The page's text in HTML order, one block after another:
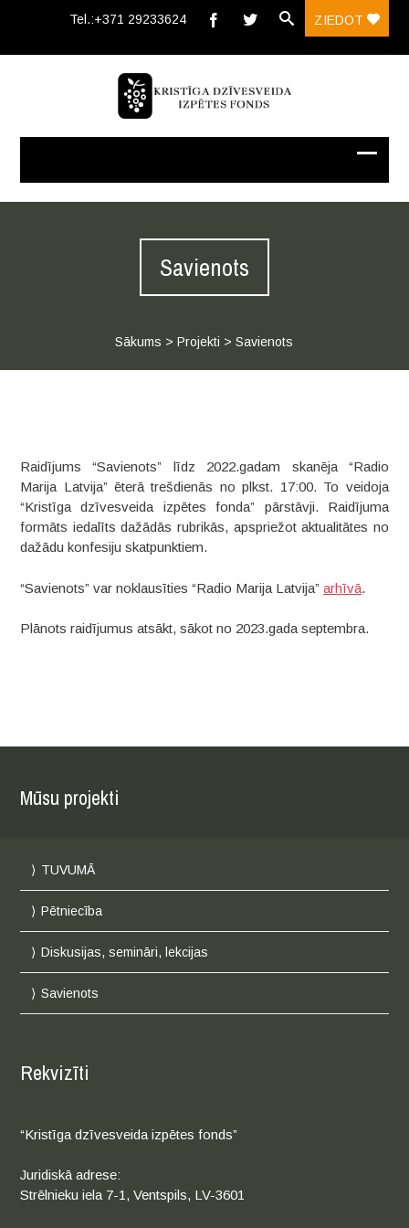
Tel.:+371 29233624‬ ZIEDOT
Savienots
Sākums >Projekti >Savienots
Raidījums “Savienots” līdz 2022.gadam skanēja “Radio
Marija Latvija” ēterā trešdienās no plkst. 17:00. To veidoja
“Kristīga dzīvesveida izpētes fonda” pārstāvji. Raidījuma
formāts iedalīts dažādās rubrikās, apspriežot aktualitātes no
dažādu konfesiju skatpunktiem.
“Savienots” var noklausīties “Radio Marija Latvija”arhīvā.
Plānots raidījumus atsākt, sākot no 2023.gada septembra.
Mūsu projekti
TUVUMĀ
Pētniecība
Diskusijas, semināri, lekcijas
Savienots
Rekvizīti
“Kristīga dzīvesveida izpētes fonds”
Juridiskā adrese:
Strēlnieku iela 7-1, Ventspils, LV-3601